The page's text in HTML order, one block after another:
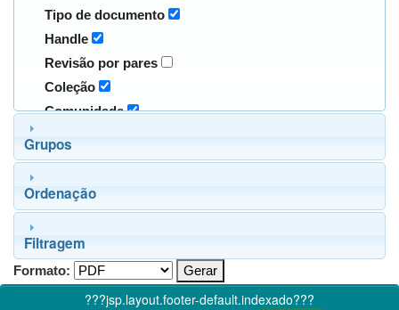
Tipo de documento
Handle
Revisão por pares
Coleção
Comunidade
Grupos
Ordenação
Filtragem
Formato:
???jsp.layout.footer-default.indexado???